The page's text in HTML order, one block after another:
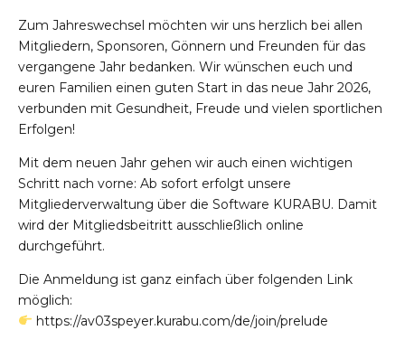
Zum Jahreswechsel möchten wir uns herzlich bei allen
Mitgliedern, Sponsoren, Gönnern und Freunden für das
vergangene Jahr bedanken. Wir wünschen euch und
euren Familien einen guten Start in das neue Jahr 2026,
verbunden mit Gesundheit, Freude und vielen sportlichen
Erfolgen!
Mit dem neuen Jahr gehen wir auch einen wichtigen
Schritt nach vorne: Ab sofort erfolgt unsere
Mitgliederverwaltung über die Software KURABU. Damit
wird der Mitgliedsbeitritt ausschließlich online
durchgeführt.
Die Anmeldung ist ganz einfach über folgenden Link
möglich:
https://av03speyer.kurabu.com/de/join/prelude